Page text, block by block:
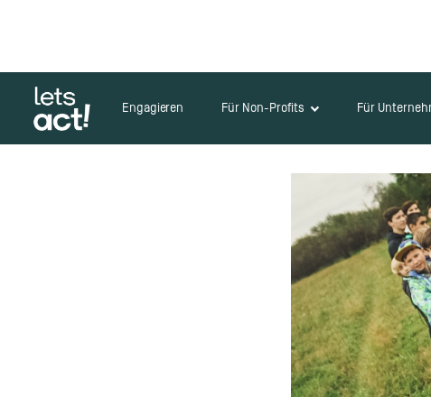
Engagieren Für Non-Profits Für